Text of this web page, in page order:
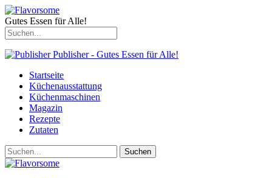
Gutes Essen für Alle!
Publisher - Gutes Essen für Alle!
Startseite
Küchenausstattung
Küchenmaschinen
Magazin
Rezepte
Zutaten